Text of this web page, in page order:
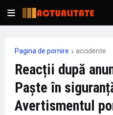
Pagina de pornire accidente
Reacții după
Paște în
Avertismentul